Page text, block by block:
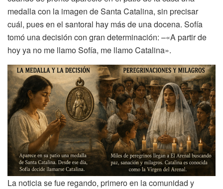
medalla con la imagen de Santa Catalina, sin precisar
cuál, pues en el santoral hay más de una docena. Sofía
tomó una decisión con gran determinación: –«A partir de
hoy ya no me llamo Sofía, me llamo Catalina».
La noticia se fue regando, primero en la comunidad y